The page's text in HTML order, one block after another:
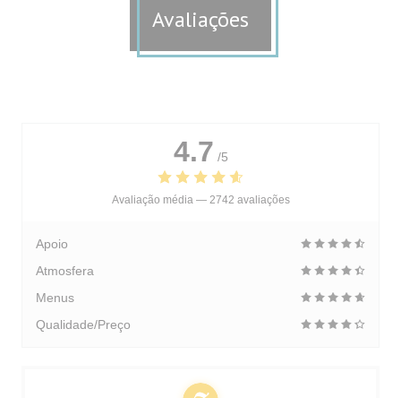
Avaliações
4.7 /5
Avaliação média — 2742 avaliações
Apoio
Atmosfera
Menus
Qualidade/Preço